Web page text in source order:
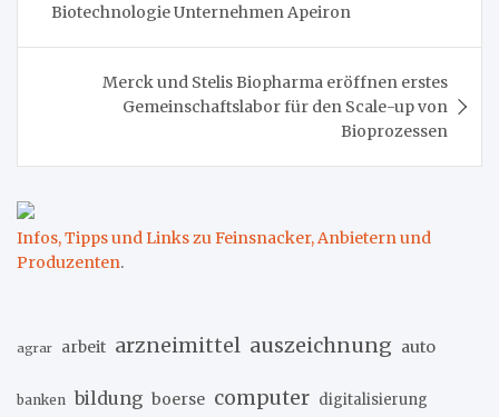
Biotechnologie Unternehmen Apeiron
Merck und Stelis Biopharma eröffnen erstes
Gemeinschaftslabor für den Scale-up von
Bioprozessen
Infos, Tipps und Links zu Feinsnacker, Anbietern und
Produzenten.
agrar arbeit arzneimittel auszeichnung auto
banken bildung boerse computer digitalisierung